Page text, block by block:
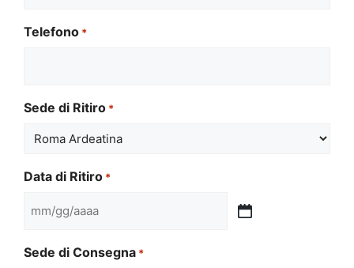
Telefono *
Sede di Ritiro *
Data di Ritiro *
MM
GG
Sede di Consegna *